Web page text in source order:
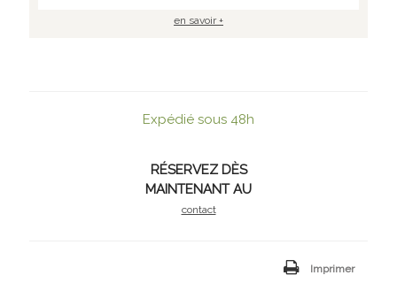
en savoir +
Expédié sous 48h
RÉSERVEZ DÈS
MAINTENANT AU
contact
Imprimer